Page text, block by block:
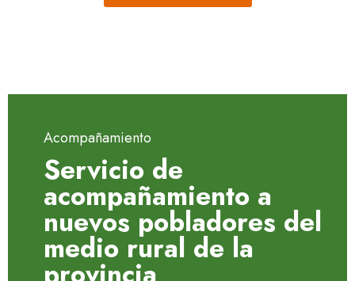
Acompañamiento
Servicio de
acompañamiento a
nuevos pobladores del
medio rural de la